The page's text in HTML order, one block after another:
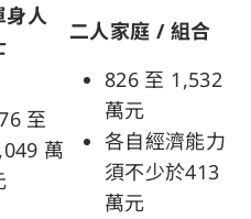
身人
二人家庭 / 組合
至
萬
826 至 1,532
萬元
各自經濟能力
須不少於413
萬元